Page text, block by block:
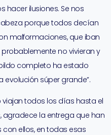
hacer ilusiones. Se nos
porque todos decían
malformaciones, que iban
no vivieran y
completo ha estado
evolución súper grande”.
viajan todos los días hasta el
agradece la entrega que han
ellos, en todas esas